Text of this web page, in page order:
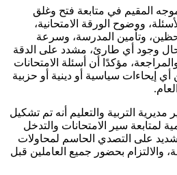
المقيم في متابعة فتح وغلق
ووضوح الورقة الامتحانية،
وتأمين المدرسة، وسرعة
وجود أي طارئ، مشدد على الدقة
مؤكدًا أن أسئلة الامتحانات
إيحاءات سياسية أو دينية أو حزبية
التربية والتعليم أنه تم تشكيل
لمتابعة سير الامتحانات والتدخل
على التصدي الحاسم لمحاولات
والالتزام بحضور جميع العاملين قبل